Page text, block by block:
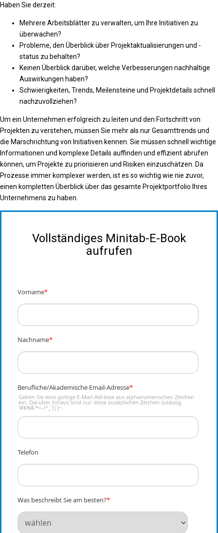
Haben Sie derzeit:
Mehrere Arbeitsblätter zu verwalten, um Ihre Initiativen zu
überwachen?
Probleme, den Überblick über Projektaktualisierungen und -
status zu behalten?
Keinen Überblick darüber, welche Verbesserungen nachhaltige
Auswirkungen haben?
Schwierigkeiten, Trends, Meilensteine und Projektdetails schnell
nachzuvollziehen?
Um ein Unternehmen erfolgreich zu leiten und den Fortschritt von
Projekten zu verstehen, müssen Sie mehr als nur Gesamttrends und
die Marschrichtung von Initiativen kennen. Sie müssen schnell wichtige
Informationen und komplexe Details auffinden und effizient abrufen
können, um Projekte zu priorisieren und Risiken einzuschätzen. Da
Prozesse immer komplexer werden, ist es so wichtig wie nie zuvor,
einen kompletten Überblick über das gesamte Projektportfolio Ihres
Unternehmens zu haben.
Vollständiges Minitab-E-Book
aufrufen
Vorname*
Nachname*
Berufliche/Akademische Email-Adresse*
Geben Sie eine gültige E-Mail-Adresse aus alphanumerischen Zeichen
ein. Darüber hinaus sind nur diese zusätzlichen Zeichen zulässig:
!#$%&'*+-/^_`{|}~.
Telefon
Was beschreibt Sie am besten?*